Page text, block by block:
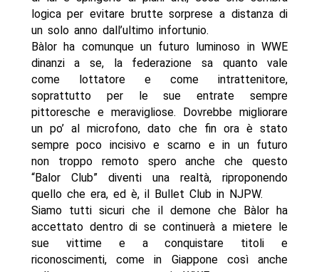
logica per evitare brutte sorprese a distanza di
un solo anno dall’ultimo infortunio.
Bàlor ha comunque un futuro luminoso in WWE
dinanzi a se, la federazione sa quanto vale
come lottatore e come intrattenitore,
soprattutto per le sue entrate sempre
pittoresche e meravigliose. Dovrebbe migliorare
un po’ al microfono, dato che fin ora è stato
sempre poco incisivo e scarno e in un futuro
non troppo remoto spero anche che questo
“Balor Club” diventi una realtà, riproponendo
quello che era, ed è, il Bullet Club in NJPW.
Siamo tutti sicuri che il demone che Bàlor ha
accettato dentro di se continuerà a mietere le
sue vittime e a conquistare titoli e
riconoscimenti, come in Giappone così anche